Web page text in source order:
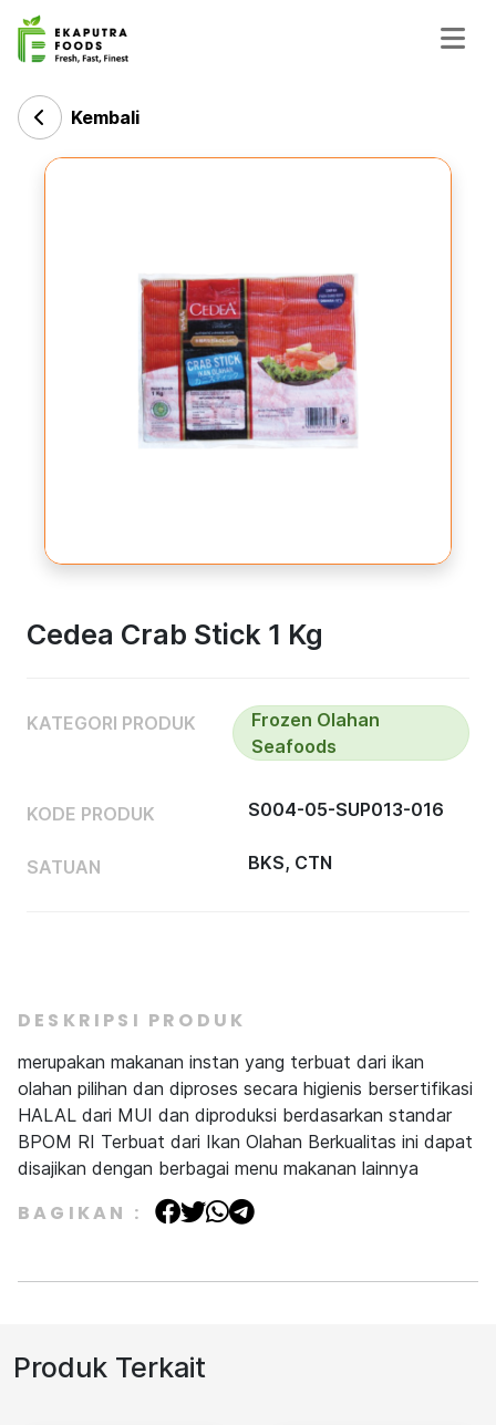
Kembali
Cedea Crab Stick 1 Kg
KATEGORI PRODUK
Frozen Olahan
Seafoods
KODE PRODUK S004-05-SUP013-016
SATUAN BKS, CTN
DESKRIPSI PRODUK
merupakan makanan instan yang terbuat dari ikan
olahan pilihan dan diproses secara higienis bersertifikasi
HALAL dari MUI dan diproduksi berdasarkan standar
BPOM RI Terbuat dari Ikan Olahan Berkualitas ini dapat
disajikan dengan berbagai menu makanan lainnya
BAGIKAN :
Produk Terkait